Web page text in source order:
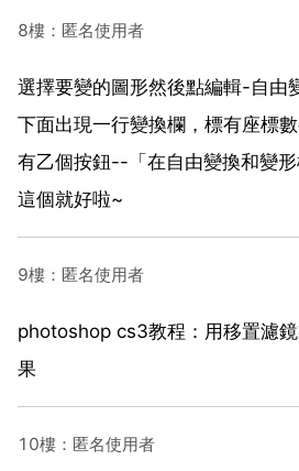
8樓：匿名使用者
選擇要變的圖形然後點編輯-自由
下面出現一行變換欄，標有座標
有乙個按鈕--「在自由變換和變
這個就好啦~
9樓：匿名使用者
photoshop cs3教程：用移置濾
果
10樓：匿名使用者